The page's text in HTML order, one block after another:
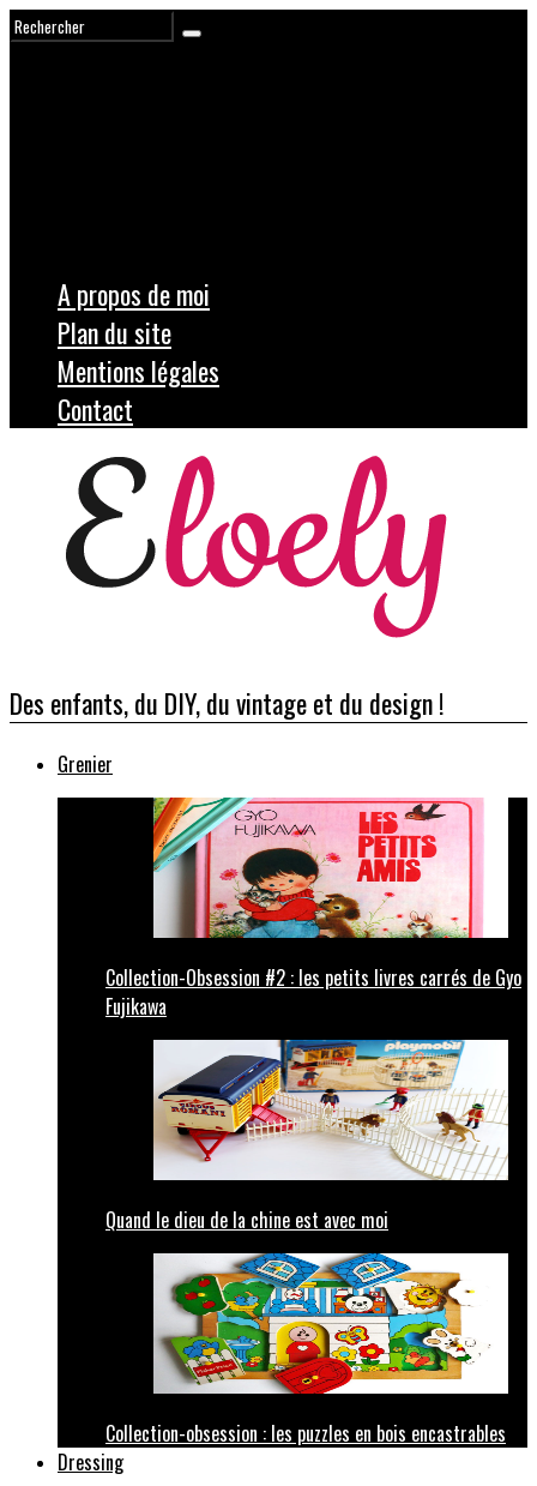
A propos de moi
Plan du site
Mentions légales
Contact
Des enfants, du DIY, du vintage et du design !
Grenier
Collection-Obsession #2 : les petits livres carrés de Gyo
Fujikawa
Quand le dieu de la chine est avec moi
Collection-obsession : les puzzles en bois encastrables
Dressing